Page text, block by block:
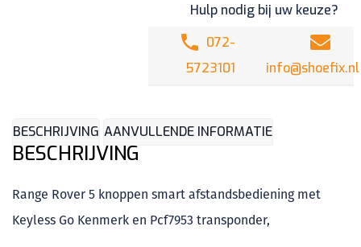
Hulp nodig bij uw keuze?
072-
5723101
info@shoefix.nl
BESCHRIJVING AANVULLENDE INFORMATIE
BESCHRIJVING
Range Rover 5 knoppen smart afstandsbediening met
Keyless Go Kenmerk en Pcf7953 transponder,